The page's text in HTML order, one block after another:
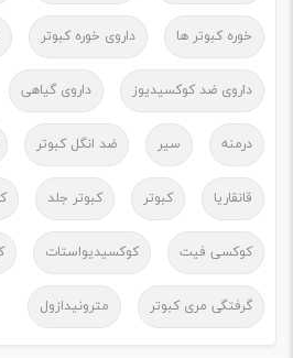
خوره کبوتر ها داروی خوره کبوتر
داروی ضد کوکسیدیوز داروی گیاهی
درمنه سیر ضد انگل کبوتر
قانقاریا کبوتر کبوتر جلد
کوکسی فیت کوکسیدیواستات
گرفتگی مری کبوتر مترونیدازول